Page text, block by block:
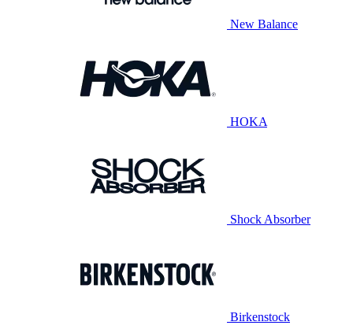
New Balance
HOKA
Shock Absorber
Birkenstock